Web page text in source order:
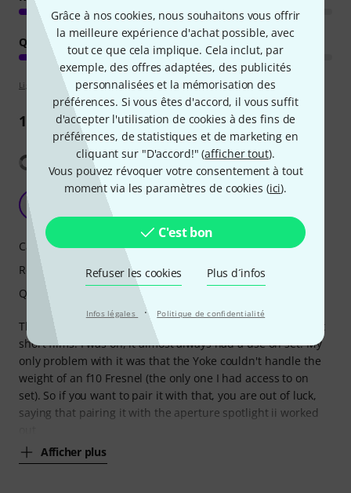
Grâce à nos cookies, nous souhaitons vous offrir
la meilleure expérience d'achat possible, avec
tout ce que cela implique. Cela inclut, par
exemple, des offres adaptées, des publicités
personnalisées et la mémorisation des
préférences. Si vous êtes d'accord, il vous suffit
d'accepter l'utilisation de cookies à des fins de
préférences, de statistiques et de marketing en
cliquant sur "D'accord!" (afficher tout).
Vous pouvez révoquer votre consentement à tout
moment via les paramètres de cookies (ici).
C'est bon
Refuser les cookies Plus d´infos
Infos légales · Politique de confidentialité
QUALITÉ DE FABRICATION
Lignes directrices d'évaluation
1 Commentaire
Afficher la traduction
Versitile light with great output for the price.
This light was very handy on the set of multiple low budget
short films. I was on, it almost always had a use on set. My
only problem with it was that the Yoke couldn't handle the
weight of an f10 Fresnel (the only one I had access to on
set). So if you want to pair it with that, you are out of luck,
saying that pairing it with the aperture spotlight ii worked
Afficher plus
Caractéristiques
Rendu
Qualité de fabrication